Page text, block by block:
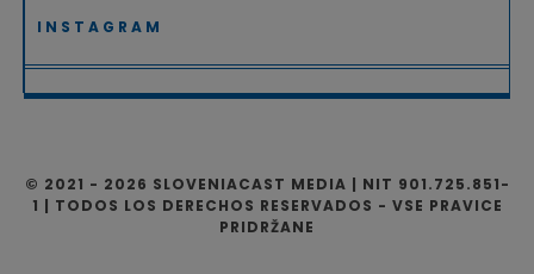
INSTAGRAM
© 2021 - 2026 SLOVENIACAST MEDIA | NIT 901.725.851-
1 | TODOS LOS DERECHOS RESERVADOS - VSE PRAVICE
PRIDRŽANE